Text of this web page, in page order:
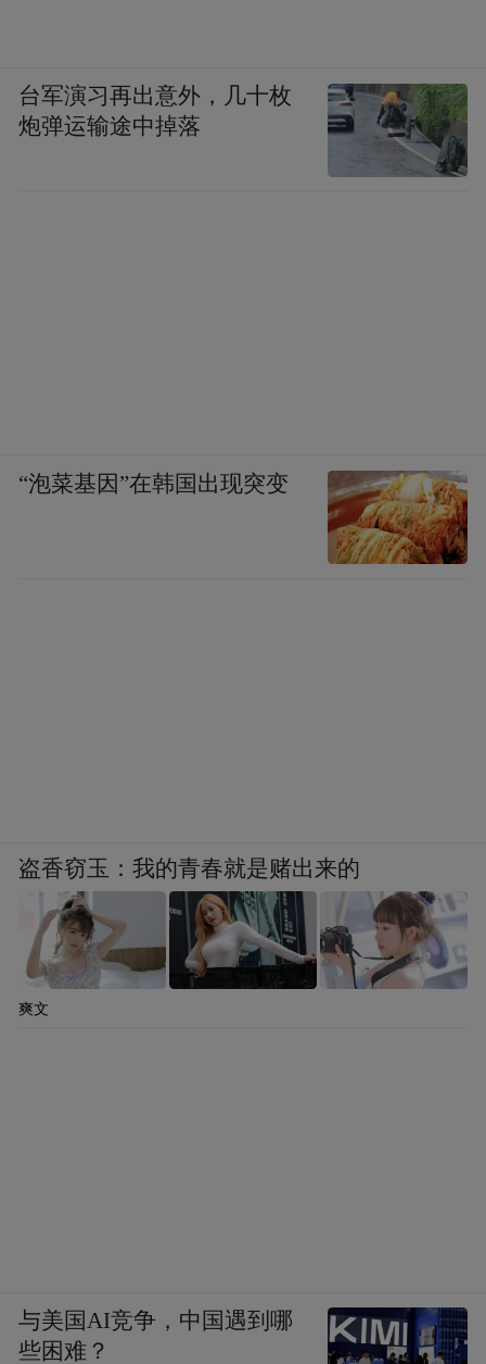
台军演习再出意外，几十枚
炮弹运输途中掉落
“泡菜基因”在韩国出现突变
盗香窃玉：我的青春就是赌出来的
爽文
与美国AI竞争，中国遇到哪
些困难？